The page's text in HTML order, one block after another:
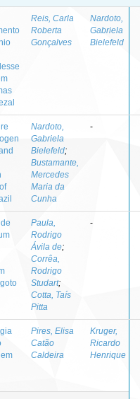
Reis, Carla
Roberta
Gonçalves
Nardoto,
Gabriela
Bielefeld
Nardoto,
Gabriela
Bielefeld;
Bustamante,
Mercedes
Maria da
Cunha
-
Paula,
Rodrigo
Ávila de;
Corrêa,
Rodrigo
Studart;
Cotta, Taís
Pitta
-
Pires, Elisa
Catão
Caldeira
Kruger,
Ricardo
Henrique